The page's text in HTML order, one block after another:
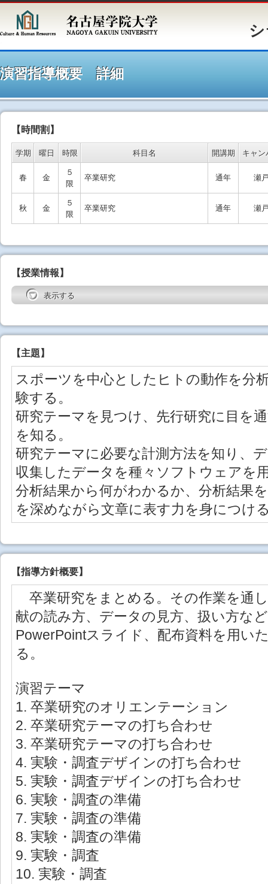
シラバ
演習指導概要 詳細
【時間割】
学期 曜日 時限 科目名 開講期 キャン
春 金
５
限
卒業研究 通年 瀬
秋 金
５
限
卒業研究 通年 瀬
【授業情報】
表示する
【主題 】
スポーツを中心としたヒトの動作を分
験する。
研究テーマを見つけ、先行研究に目を
を知る。
研究テーマに必要な計測方法を知り、
収集したデータを種々ソフトウェアを
分析結果から何がわかるか、分析結果
を深めながら文章に表す力を身につけ
【指導方針概要】
卒業研究をまとめる。その作業を通
献の読み方、データの見方、扱い方な
PowerPointスライド、配布資料を用い
る。
演習テーマ
1. 卒業研究のオリエンテーション
2. 卒業研究テーマの打ち合わせ
3. 卒業研究テーマの打ち合わせ
4. 実験・調査デザインの打ち合わせ
5. 実験・調査デザインの打ち合わせ
6. 実験・調査の準備
7. 実験・調査の準備
8. 実験・調査の準備
9. 実験・調査
10. 実験・調査